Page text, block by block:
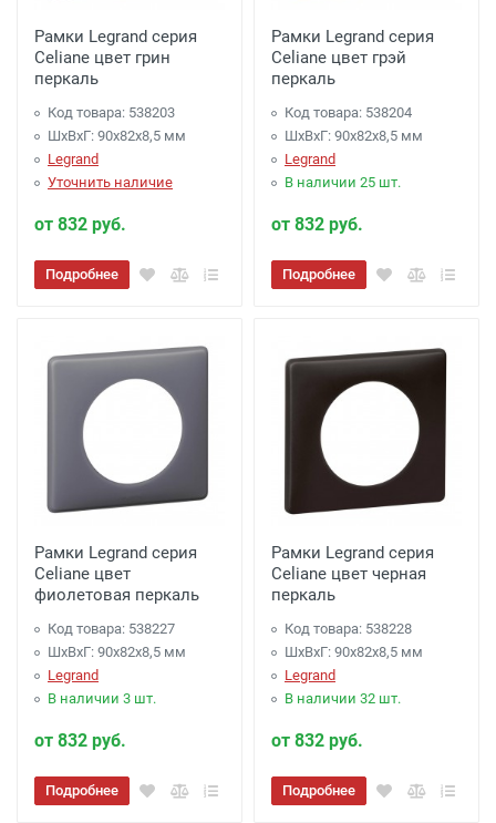
Рамки Legrand серия
Celiane цвет грин
перкаль
Код товара: 538203
ШхВхГ: 90x82x8,5 мм
Legrand
Уточнить наличие
от 832 руб.
Подробнее
Рамки Legrand серия
Celiane цвет грэй
перкаль
Код товара: 538204
ШхВхГ: 90x82x8,5 мм
Legrand
В наличии 25 шт.
от 832 руб.
Подробнее
Рамки Legrand серия
Celiane цвет
фиолетовая перкаль
Код товара: 538227
ШхВхГ: 90x82x8,5 мм
Legrand
В наличии 3 шт.
от 832 руб.
Подробнее
Рамки Legrand серия
Celiane цвет черная
перкаль
Код товара: 538228
ШхВхГ: 90x82x8,5 мм
Legrand
В наличии 32 шт.
от 832 руб.
Подробнее